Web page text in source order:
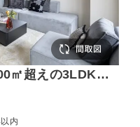
㎡超えの3LDK角
内